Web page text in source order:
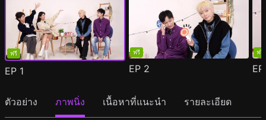
ฟรี
EP 1
ฟรี
EP 2
ฟรี
ตัวอย่าง ภาพนิ่ง เนื้อหาที่แนะนำ รายละเอียด